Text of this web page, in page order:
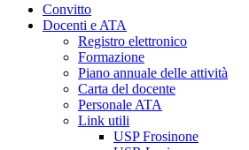
Convitto
Docenti e ATA
Registro elettronico
Formazione
Piano annuale delle attività
Carta del docente
Personale ATA
Link utili
USP Frosinone